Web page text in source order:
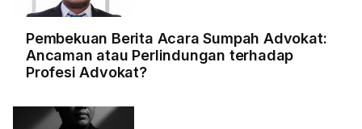
Pembekuan Berita Acara Sumpah Advokat:
Ancaman atau Perlindungan terhadap
Profesi Advokat?